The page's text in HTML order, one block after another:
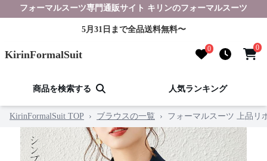
フォーマルスーツ専門通販サイト キリンのフォーマルスーツ
5月31日まで全品送料無料〜
KirinFormalSuit 0 0
商品を検索する 人気ランキング
KirinFormalSuit TOP › ブラウスの一覧 › フォーマルスーツ 上品リ